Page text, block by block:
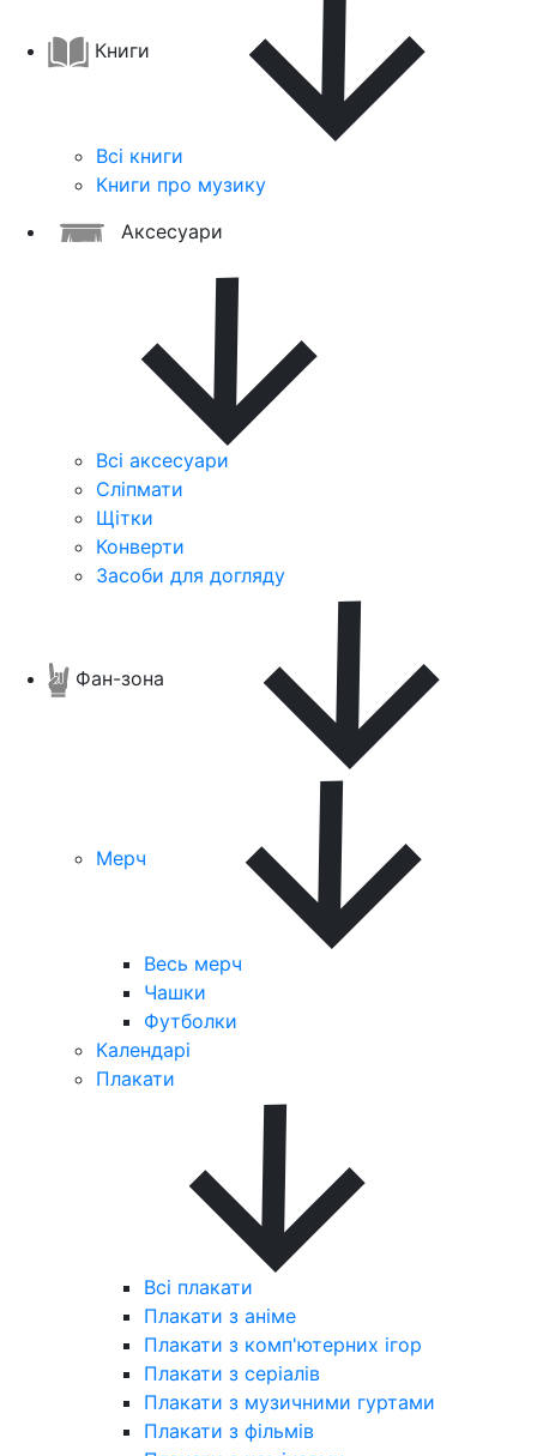
Книги
Всі книги
Книги про музику
Аксесуари
Всі аксесуари
Сліпмати
Щітки
Конверти
Засоби для догляду
Фан-зона
Мерч
Весь мерч
Чашки
Футболки
Календарі
Плакати
Всі плакати
Плакати з аніме
Плакати з комп'ютерних ігор
Плакати з серіалів
Плакати з музичними гуртами
Плакати з фільмів